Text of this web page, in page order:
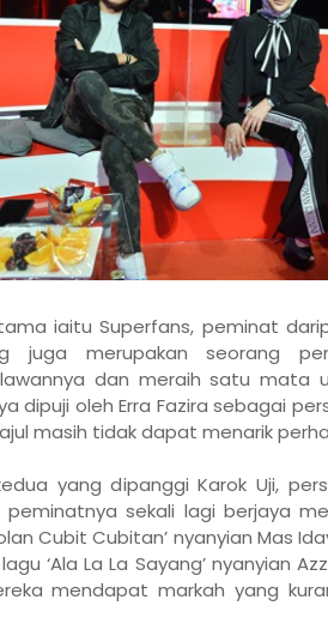
iaitu Superfans, peminat
juga merupakan seorang
dan meraih satu mata
dipuji oleh Erra Fazira sebagai
masih tidak dapat menarik
yang dipanggi Karok Uji,
peminatnya sekali lagi berjaya
Cubit Cubitan’ nyanyian Mas
‘Ala La La Sayang’ nyanyian
mendapat markah yang